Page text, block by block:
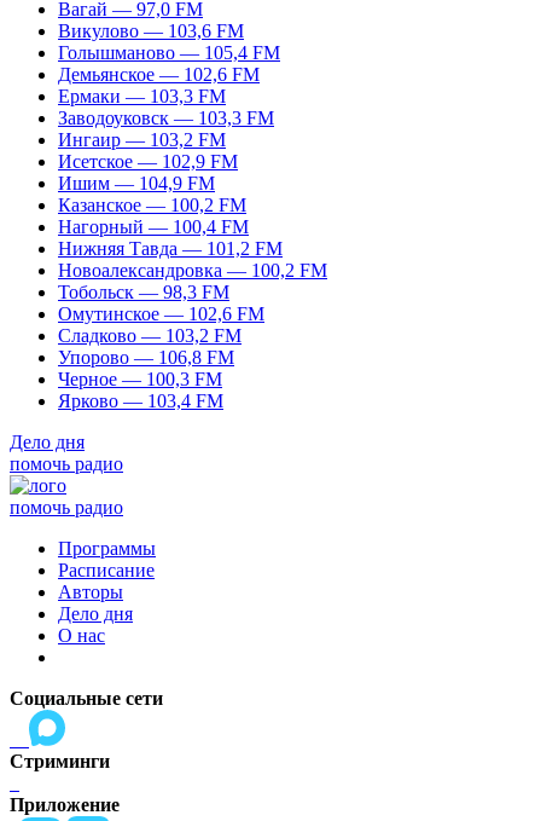
Вагай — 97,0 FM
Викулово — 103,6 FM
Голышманово — 105,4 FM
Демьянское — 102,6 FM
Ермаки — 103,3 FM
Заводоуковск — 103,3 FM
Ингаир — 103,2 FM
Исетское — 102,9 FM
Ишим — 104,9 FM
Казанское — 100,2 FM
Нагорный — 100,4 FM
Нижняя Тавда — 101,2 FM
Новоалександровка — 100,2 FM
Тобольск — 98,3 FM
Омутинское — 102,6 FM
Сладково — 103,2 FM
Упорово — 106,8 FM
Черное — 100,3 FM
Ярково — 103,4 FM
Дело дня
помочь радио
помочь радио
Программы
Расписание
Авторы
Дело дня
О нас
Социальные сети
Стриминги
Приложение